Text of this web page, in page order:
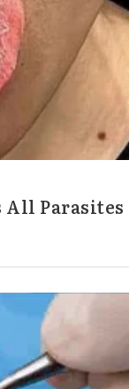
All Parasites